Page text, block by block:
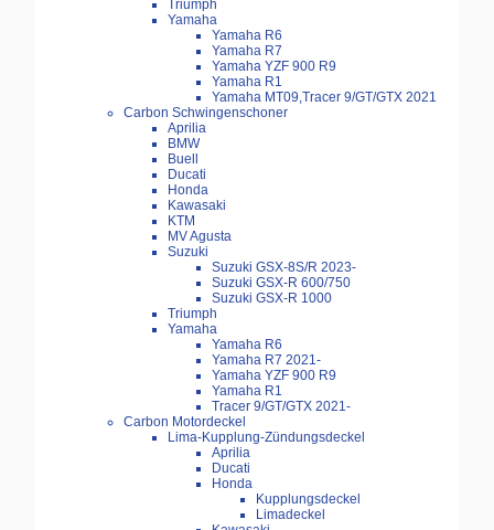
Triumph
Yamaha
Yamaha R6
Yamaha R7
Yamaha YZF 900 R9
Yamaha R1
Yamaha MT09,Tracer 9/GT/GTX 2021
Carbon Schwingenschoner
Aprilia
BMW
Buell
Ducati
Honda
Kawasaki
KTM
MV Agusta
Suzuki
Suzuki GSX-8S/R 2023-
Suzuki GSX-R 600/750
Suzuki GSX-R 1000
Triumph
Yamaha
Yamaha R6
Yamaha R7 2021-
Yamaha YZF 900 R9
Yamaha R1
Tracer 9/GT/GTX 2021-
Carbon Motordeckel
Lima-Kupplung-Zündungsdeckel
Aprilia
Ducati
Honda
Kupplungsdeckel
Limadeckel